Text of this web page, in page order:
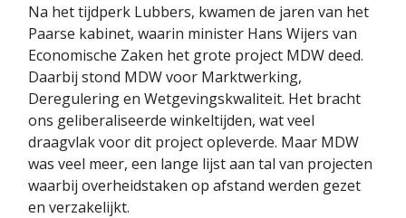
Na het tijdperk Lubbers, kwamen de jaren van het
Paarse kabinet, waarin minister Hans Wijers van
Economische Zaken het grote project MDW deed.
Daarbij stond MDW voor Marktwerking,
Deregulering en Wetgevingskwaliteit. Het bracht
ons geliberaliseerde winkeltijden, wat veel
draagvlak voor dit project opleverde. Maar MDW
was veel meer, een lange lijst aan tal van projecten
waarbij overheidstaken op afstand werden gezet
en verzakelijkt.